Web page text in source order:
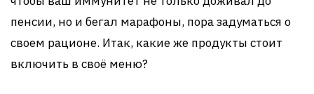
пенсии, но и бегал марафоны, пора задуматься о
своем рационе. Итак, какие же продукты стоит
включить в своё меню?